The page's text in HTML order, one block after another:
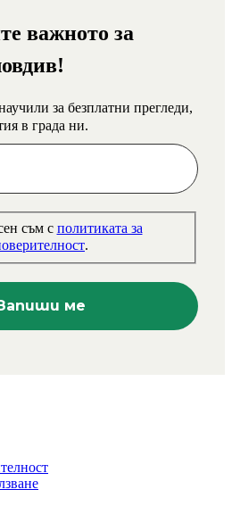
важното за
за безплатни прегледи,
в града ни.
съм с политиката за
.